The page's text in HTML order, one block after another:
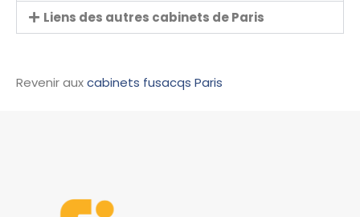
Liens des autres cabinets de Paris
Revenir auxcabinets fusacqs Paris